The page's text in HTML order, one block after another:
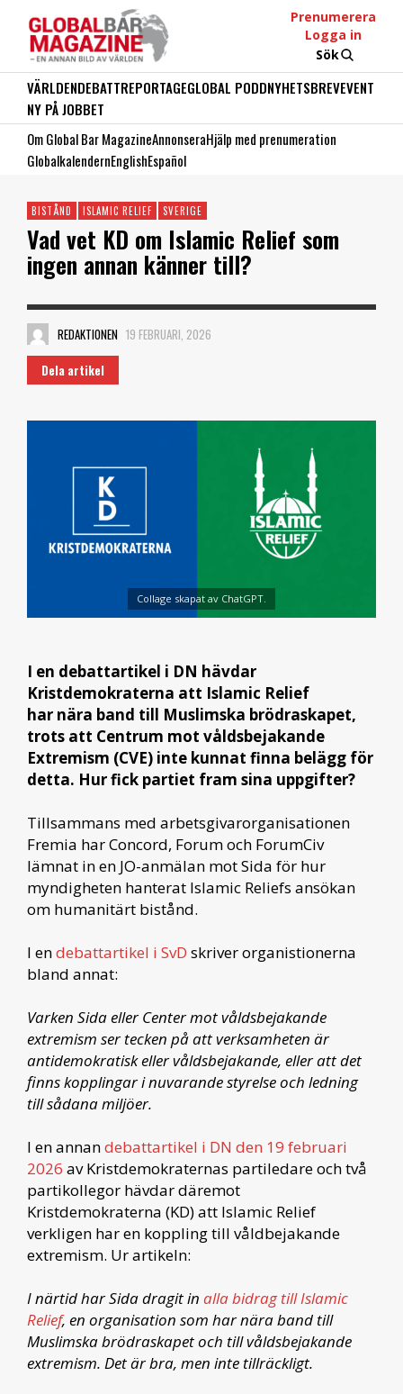
Prenumerera
Logga in
Sök
VÄRLDENDEBATTREPORTAGEGLOBAL PODDNYHETSBREVEVENT
NY PÅ JOBBET
Om Global Bar MagazineAnnonseraHjälp med prenumeration
GlobalkalendernEnglishEspañol
BISTÅND ISLAMIC RELIEF SVERIGE
Vad vet KD om Islamic Relief som
ingen annan känner till?
REDAKTIONEN 19 FEBRUARI, 2026
Dela artikel
Collage skapat av ChatGPT.
I en debattartikel i DN hävdar
Kristdemokraterna att Islamic Relief
har nära band till Muslimska brödraskapet,
trots att Centrum mot våldsbejakande
Extremism (CVE) inte kunnat finna belägg för
detta. Hur fick partiet fram sina uppgifter?
Tillsammans med arbetsgivarorganisationen
Fremia har Concord, Forum och ForumCiv
lämnat in en JO-anmälan mot Sida för hur
myndigheten hanterat Islamic Reliefs ansökan
om humanitärt bistånd.
I endebattartikel i SvD skriver organistionerna
bland annat:
Varken Sida eller Center mot våldsbejakande
extremism ser tecken på att verksamheten är
antidemokratisk eller våldsbejakande, eller att det
finns kopplingar i nuvarande styrelse och ledning
till sådana miljöer.
I en annandebattartikel i DN den 19 februari
2026 av Kristdemokraternas partiledare och två
partikollegor hävdar däremot
Kristdemokraterna (KD) att Islamic Relief
verkligen har en koppling till våldbejakande
extremism. Ur artikeln:
I närtid har Sida dragit in alla bidrag till Islamic
Relief, en organisation som har nära band till
Muslimska brödraskapet och till våldsbejakande
extremism. Det är bra, men inte tillräckligt.